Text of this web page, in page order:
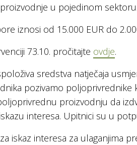
u pojedinom sektoru.
iznosi od 15.000 EUR do
73.10. pročitajte ovdje.
sredstva natječaja
pozivamo poljoprivrednike
proizvodnju da
interesa. Upitnici su u
iskaz interesa za ulaganjima